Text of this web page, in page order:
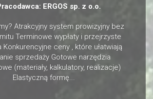
ERGOS sp. z o.o.
Atrakcyjny system prowizyjny bez
Terminowe wypłaty i przejrzyste
Konkurencyjne ceny , które ułatwiają
sprzedaży Gotowe narzędzia
(materiały, kalkulatory, realizacje)
Elastyczną formę...